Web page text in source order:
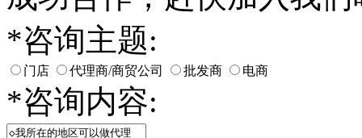
*咨询主题:
门店 代理商/商贸公司 批发商 电商
*咨询内容: